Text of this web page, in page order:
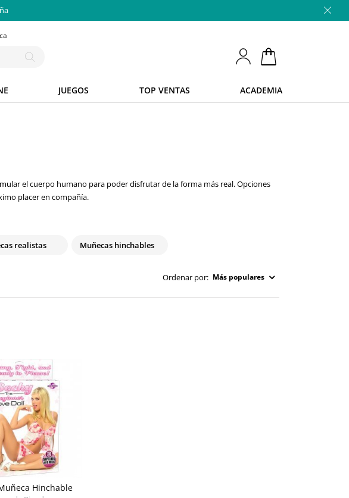
JUEGOS TOP VENTAS ACADEMIA
el cuerpo humano para poder disfrutar de la forma más real. Opciones
placer en compañía.
realistas Muñecas hinchables
Ordenar por: Más populares
Hinchable